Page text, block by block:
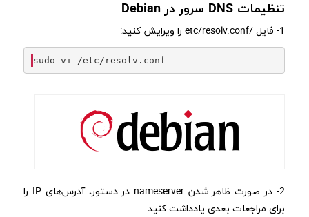
تنظیماتDNS سرور درDebian
1- فایل /etc/resolv.conf را ویرایش کنید:
sudo vi /etc / resolv . conf
2- در صورت ظاهر شدن nameserver در دستور، آدرس‌های IP را
برای مراجعات بعدی یادداشت کنید.